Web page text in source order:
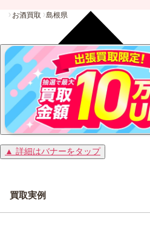
お酒買取 島根県
▲ 詳細はバナーをタップ
買取実例